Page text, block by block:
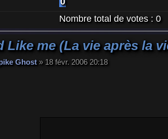
Nombre total de votes : 0
Like me (La vie après la
Ghost» 18 févr. 2006 20:18